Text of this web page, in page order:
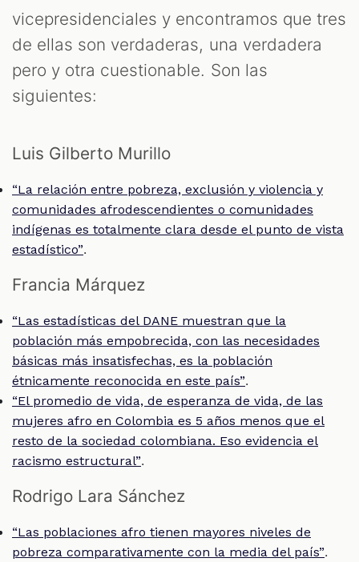
vicepresidenciales y encontramos que tres
de ellas son verdaderas, una verdadera
pero y otra cuestionable. Son las
siguientes:
Luis Gilberto Murillo
“La relación entre pobreza, exclusión y violencia y
comunidades afrodescendientes o comunidades
indígenas es totalmente clara desde el punto de vista
estadístico”.
Francia Márquez
“Las estadísticas del DANE muestran que la
población más empobrecida, con las necesidades
básicas más insatisfechas, es la población
étnicamente reconocida en este país”.
“El promedio de vida, de esperanza de vida, de las
mujeres afro en Colombia es 5 años menos que el
resto de la sociedad colombiana. Eso evidencia el
racismo estructural”.
Rodrigo Lara Sánchez
“Las poblaciones afro tienen mayores niveles de
pobreza comparativamente con la media del país”.